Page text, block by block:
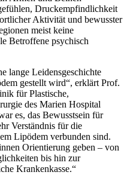
Druckempfindlichkeit
Aktivität und bewusster
meist keine
Betroffene psychisch
lange Leidensgeschichte
gestellt wird“, erklärt Prof.
für Plastische,
des Marien Hospital
es, das Bewusstsein für
Verständnis für die
Lipödem verbunden sind.
Orientierung geben – von
bis hin zur
Krankenkasse.“